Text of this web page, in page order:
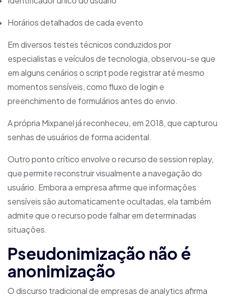
Horários detalhados de cada evento
Em diversos testes técnicos conduzidos por
especialistas e veículos de tecnologia, observou-se que
em alguns cenários o script pode registrar até mesmo
momentos sensíveis, como fluxo de login e
preenchimento de formulários antes do envio.
A própria Mixpanel já reconheceu, em 2018, que capturou
senhas de usuários de forma acidental.
Outro ponto crítico envolve o recurso de session replay,
que permite reconstruir visualmente a navegação do
usuário. Embora a empresa afirme que informações
sensíveis são automaticamente ocultadas, ela também
admite que o recurso pode falhar em determinadas
situações.
Pseudonimização não é
anonimização
O discurso tradicional de empresas de analytics afirma